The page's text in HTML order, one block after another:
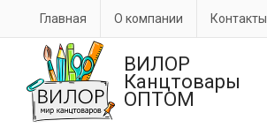
Главная О компании Контакты
ВИЛОР
Канцтовары
ОПТОМ